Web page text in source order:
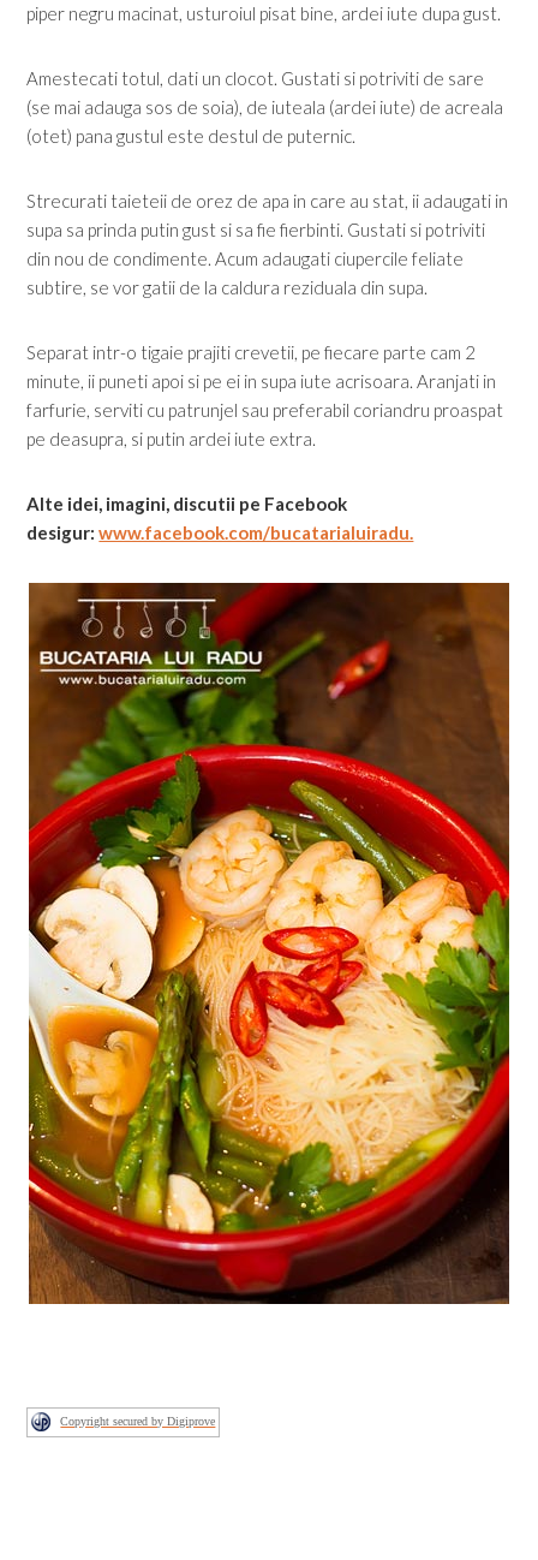
piper negru macinat, usturoiul pisat bine, ardei iute dupa gust.
Amestecati totul, dati un clocot. Gustati si potriviti de sare
(se mai adauga sos de soia), de iuteala (ardei iute) de acreala
(otet) pana gustul este destul de puternic.
Strecurati taieteii de orez de apa in care au stat, ii adaugati in
supa sa prinda putin gust si sa fie fierbinti. Gustati si potriviti
din nou de condimente. Acum adaugati ciupercile feliate
subtire, se vor gatii de la caldura reziduala din supa.
Separat intr-o tigaie prajiti crevetii, pe fiecare parte cam 2
minute, ii puneti apoi si pe ei in supa iute acrisoara. Aranjati in
farfurie, serviti cu patrunjel sau preferabil coriandru proaspat
pe deasupra, si putin ardei iute extra.
Alte idei, imagini, discutii pe Facebook
desigur:www.facebook.com/bucatarialuiradu.
Copyright secured by Digiprove